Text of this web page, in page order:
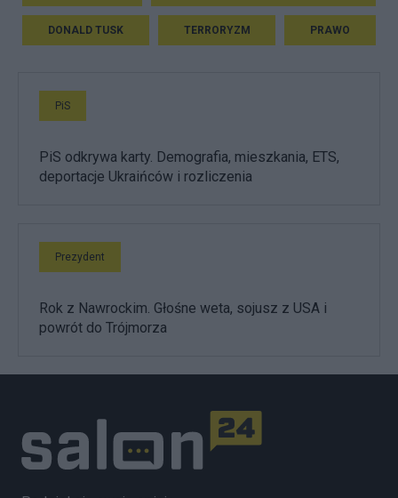
DONALD TUSK TERRORYZM PRAWO
PiS
PiS odkrywa karty. Demografia, mieszkania, ETS,
deportacje Ukraińców i rozliczenia
Prezydent
Rok z Nawrockim. Głośne weta, sojusz z USA i
powrót do Trójmorza